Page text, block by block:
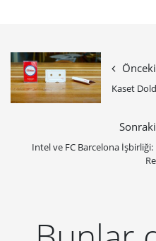
Kaset
Intel ve FC Barcelona